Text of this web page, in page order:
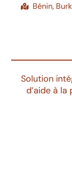
Bénin,
Solution
d’aide à